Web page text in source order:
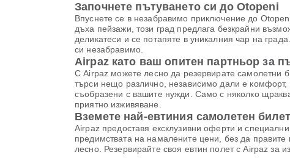
Започнете пътуването си до Otopeni
Впуснете се в незабравимо приключение до
дъха пейзажи, този град предлага безкрайни
деликатеси и се потапяте в уникалния чар на
си незабравимо.
Airpaz като ваш опитен партньор за
С Airpaz можете лесно да резервирате самолетни
търси нещо различно, независимо дали е
съобразени с вашите нужди. Само с няколко
приятно изживяване.
Вземете най-евтиния самолетен
Airpaz предоставя ексклузивни оферти и
предимствата на намалените цени, без да
лесно. Резервирайте своя евтин полет с Airpaz за